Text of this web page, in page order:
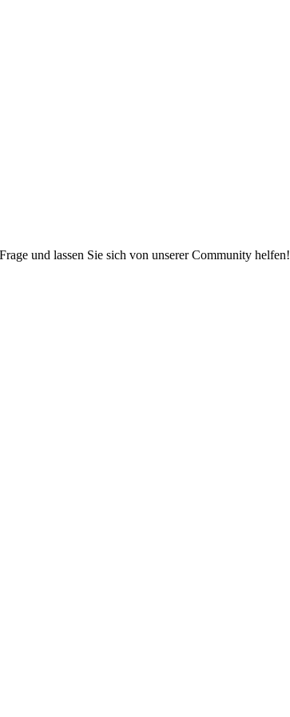
und lassen Sie sich von unserer Community helfen!